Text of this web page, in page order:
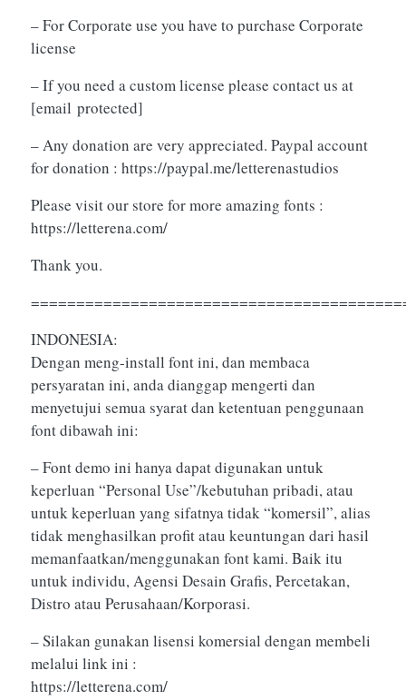
– For Corporate use you have to purchase Corporate
license
– If you need a custom license please contact us at
[email protected]
– Any donation are very appreciated. Paypal account
for donation : https://paypal.me/letterenastudios
Please visit our store for more amazing fonts :
https://letterena.com/
Thank you.
INDONESIA:
Dengan meng-install font ini, dan membaca
persyaratan ini, anda dianggap mengerti dan
menyetujui semua syarat dan ketentuan penggunaan
font dibawah ini:
– Font demo ini hanya dapat digunakan untuk
keperluan “Personal Use”/kebutuhan pribadi, atau
untuk keperluan yang sifatnya tidak “komersil”, alias
tidak menghasilkan profit atau keuntungan dari hasil
memanfaatkan/menggunakan font kami. Baik itu
untuk individu, Agensi Desain Grafis, Percetakan,
Distro atau Perusahaan/Korporasi.
– Silakan gunakan lisensi komersial dengan membeli
melalui link ini :
https://letterena.com/